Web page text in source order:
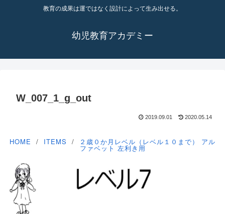
教育の成果は運ではなく設計によって生み出せる。
幼児教育アカデミー
W_007_1_g_out
2019.09.01 2020.05.14
HOME ITEMS ２歳０か月レベル（レベル１０まで） アル
ファベット 左利き用